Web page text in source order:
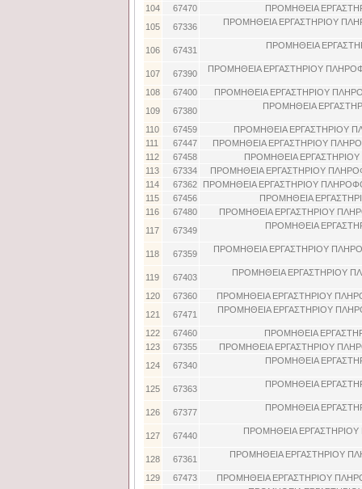
104
67470
ΠΡΟΜΗΘΕΙΑ
105
67336 ΠΡΟΜΗΘΕΙΑ ΕΡΓΑΣΤΗΡΙΟΥ
106 67431 ΠΡΟΜΗΘΕΙΑ
107 67390 ΠΡΟΜΗΘΕΙΑ ΕΡΓΑΣΤΗΡΙΟΥ
108 67400
ΠΡΟΜΗΘΕΙΑ ΕΡΓΑΣΤΗΡΙΟΥ
109
67380 ΠΡΟΜΗΘΕΙΑ
110 67459
ΠΡΟΜΗΘΕΙΑ ΕΡΓΑΣΤΗΡΙΟΥ
111
67447
ΠΡΟΜΗΘΕΙΑ ΕΡΓΑΣΤΗΡΙΟΥ
112
67458
ΠΡΟΜΗΘΕΙΑ
113
67334
ΠΡΟΜΗΘΕΙΑ ΕΡΓΑΣΤΗΡΙΟΥ
114
67362
ΠΡΟΜΗΘΕΙΑ ΕΡΓΑΣΤΗΡΙΟΥ
115
67456
ΠΡΟΜΗΘΕΙΑ
116
67480
ΠΡΟΜΗΘΕΙΑ ΕΡΓΑΣΤΗΡΙΟΥ
117
67349 ΠΡΟΜΗΘΕΙΑ
118 67359 ΠΡΟΜΗΘΕΙΑ ΕΡΓΑΣΤΗΡΙΟΥ
119 67403 ΠΡΟΜΗΘΕΙΑ ΕΡΓΑΣΤΗΡΙΟΥ
120 67360
ΠΡΟΜΗΘΕΙΑ ΕΡΓΑΣΤΗΡΙΟΥ
121
67471 ΠΡΟΜΗΘΕΙΑ ΕΡΓΑΣΤΗΡΙΟΥ
122 67460
ΠΡΟΜΗΘΕΙΑ
123
67355
ΠΡΟΜΗΘΕΙΑ ΕΡΓΑΣΤΗΡΙΟΥ
124
67340 ΠΡΟΜΗΘΕΙΑ
125 67363 ΠΡΟΜΗΘΕΙΑ
126 67377 ΠΡΟΜΗΘΕΙΑ
127 67440 ΠΡΟΜΗΘΕΙΑ
128 67361 ΠΡΟΜΗΘΕΙΑ ΕΡΓΑΣΤΗΡΙΟΥ
129 67473
ΠΡΟΜΗΘΕΙΑ ΕΡΓΑΣΤΗΡΙΟΥ